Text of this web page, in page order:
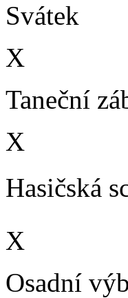
Svátek
X
Taneční
X
Hasičská
X
Osadní